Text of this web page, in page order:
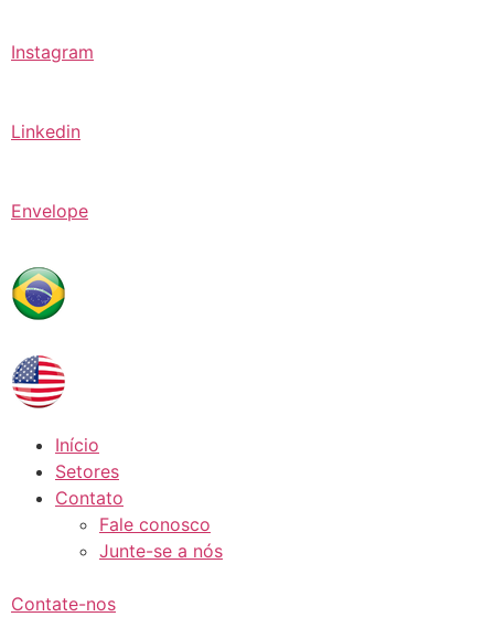
Instagram
Linkedin
Envelope
Início
Setores
Contato
Fale conosco
Junte-se a nós
Contate-nos